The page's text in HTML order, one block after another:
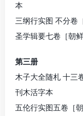
本
三纲行实图 不分卷
圣学辑要七卷［朝
第三册
木子大全随札 十三
刊木活字本
五伦行实图五卷［